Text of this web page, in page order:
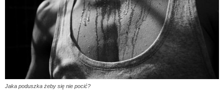
Jaka poduszka żeby się nie pocić?